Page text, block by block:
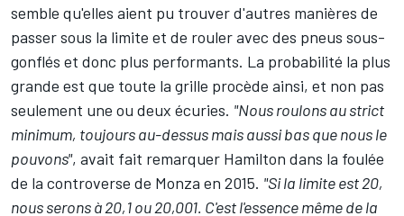
semble qu'elles aient pu trouver d'autres manières de
passer sous la limite et de rouler avec des pneus sous-
gonflés et donc plus performants. La probabilité la plus
grande est que toute la grille procède ainsi, et non pas
seulement une ou deux écuries. "Nous roulons au strict
minimum, toujours au-dessus mais aussi bas que nous le
pouvons", avait fait remarquer Hamilton dans la foulée
de la controverse de Monza en 2015. "Si la limite est 20,
nous serons à 20,1 ou 20,001. C'est l'essence même de la